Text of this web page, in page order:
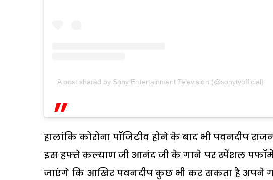
A post shared by Sony Entertainment Television (@sonytvofficial)
हालांकि कोरोना पॉजिटीव होने के बाद भी पवनदीप
इस हफ्ते कल्याण जी आनंद जी के गाने पर स्पेंशल
जाएंगे कि आखिर पवनदीप कुछ भी कर सकता है अपने